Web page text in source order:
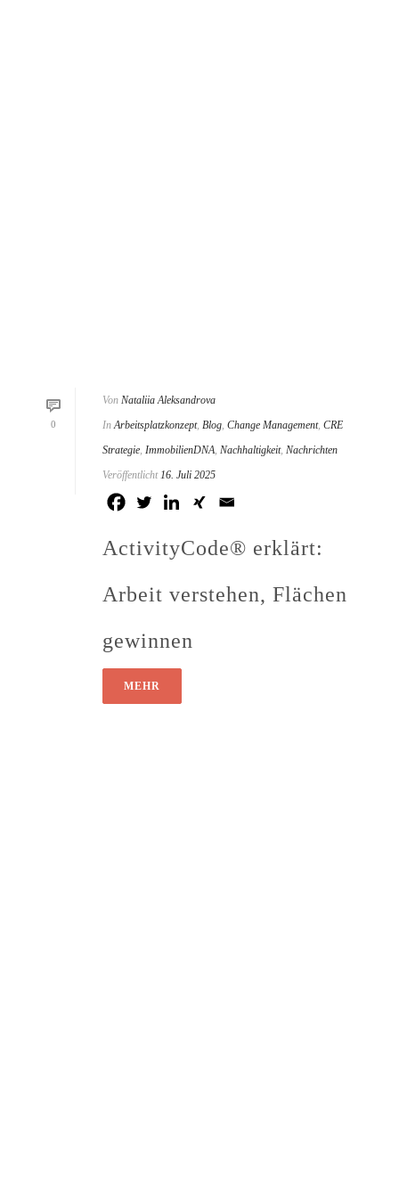
0
Von Nataliia Aleksandrova
In Arbeitsplatzkonzept, Blog, Change Management, CRE
Strategie, ImmobilienDNA, Nachhaltigkeit, Nachrichten
Veröffentlicht 16. Juli 2025
ActivityCode® erklärt:
Arbeit verstehen, Flächen
gewinnen
MEHR